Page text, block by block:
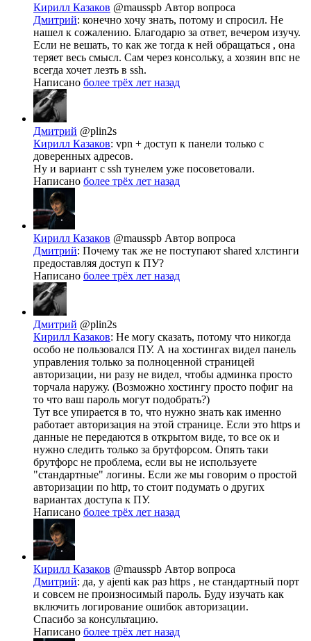
Кирилл Казаков @mausspb Автор вопроса
Дмитрий: конечно хочу знать, потому и спросил. Не
нашел к сожалению. Благодарю за ответ, вечером изучу.
Если не вешать, то как же тогда к ней обращаться , она
теряет весь смысл. Сам через консольку, а хозяин впс не
всегда хочет лезть в ssh.
Написано более трёх лет назад
Дмитрий @plin2s
Кирилл Казаков: vpn + доступ к панели только с
доверенных адресов.
Ну и вариант с ssh тунелем уже посоветовали.
Написано более трёх лет назад
Кирилл Казаков @mausspb Автор вопроса
Дмитрий: Почему так же не поступают shared хлстинги
предоставляя доступ к ПУ?
Написано более трёх лет назад
Дмитрий @plin2s
Кирилл Казаков: Не могу сказать, потому что никогда
особо не пользовался ПУ. А на хостингах видел панель
управления только за полноценной страницей
авторизации, ни разу не видел, чтобы админка просто
торчала наружу. (Возможно хостингу просто пофиг на
то что ваш пароль могут подобрать?)
Тут все упирается в то, что нужно знать как именно
работает авторизация на этой странице. Если это https и
данные не передаются в открытом виде, то все ок и
нужно следить только за брутфорсом. Опять таки
брутфорс не проблема, если вы не используете
"стандартные" логины. Если же мы говорим о простой
авторизации по http, то стоит подумать о других
вариантах доступа к ПУ.
Написано более трёх лет назад
Кирилл Казаков @mausspb Автор вопроса
Дмитрий: да, у ajenti как раз https , не стандартный порт
и совсем не произносимый пароль. Буду изучать как
включить логирование ошибок авторизации.
Спасибо за консультацию.
Написано более трёх лет назад